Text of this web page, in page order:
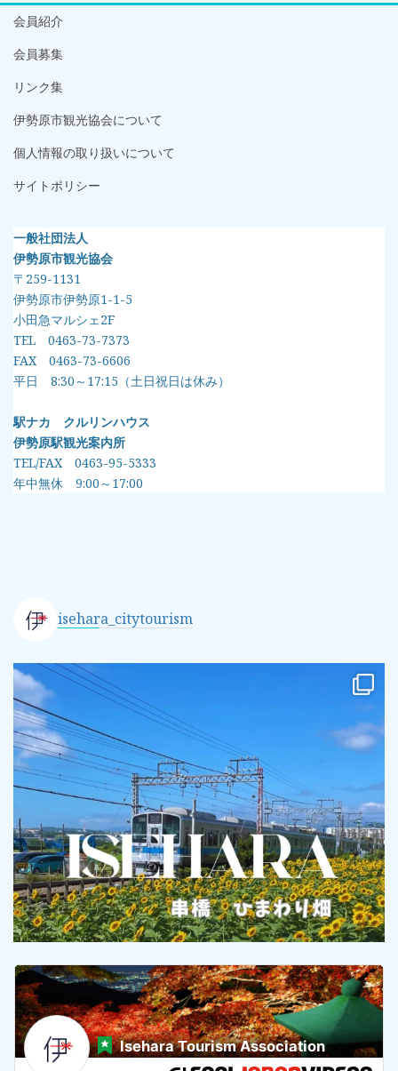
会員紹介
会員募集
リンク集
伊勢原市観光協会について
個人情報の取り扱いについて
サイトポリシー
一般社団法人
伊勢原市観光協会
〒259-1131
伊勢原市伊勢原1-1-5
小田急マルシェ2F
TEL 0463-73-7373
FAX 0463-73-6606
平日 8:30～17:15（土日祝日は休み）
駅ナカ クルリンハウス
伊勢原駅観光案内所
TEL/FAX 0463-95-5333
年中無休 9:00～17:00
isehara_citytourism